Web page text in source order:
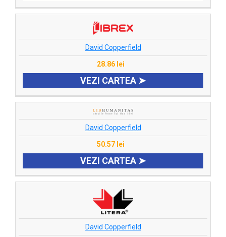
David Copperfield
28.86 lei
VEZI CARTEA ➤
David Copperfield
50.57 lei
VEZI CARTEA ➤
David Copperfield